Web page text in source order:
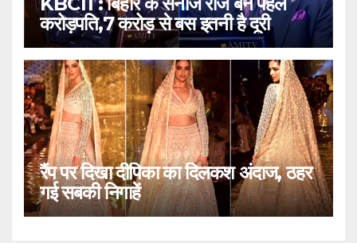
करोड़पति,7 करोड़ से बस इतनी है दूरी
रैंप पर दिखा दीपिका का दिलकश अंदाज, ठहर
गई सबकी निगाहें